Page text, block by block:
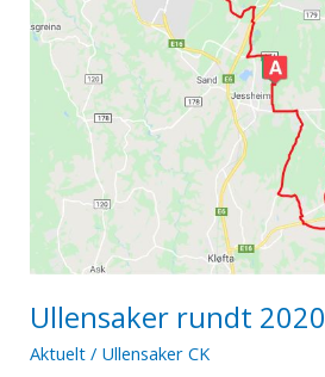
Ullensaker rundt 2020
Aktuelt / Ullensaker CK